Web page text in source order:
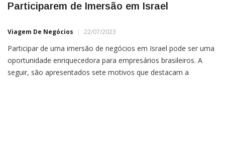
Participarem de Imersão em Israel
Viagem De Negócios 22/07/2023
Participar de uma imersão de negócios em Israel pode ser uma
oportunidade enriquecedora para empresários brasileiros. A
seguir, são apresentados sete motivos que destacam a